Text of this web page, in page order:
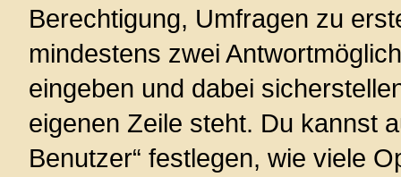
Berechtigung, Umfragen zu
mindestens zwei
eingeben und dabei
eigenen Zeile steht. Du kannst
Benutzer“ festlegen, wie viele